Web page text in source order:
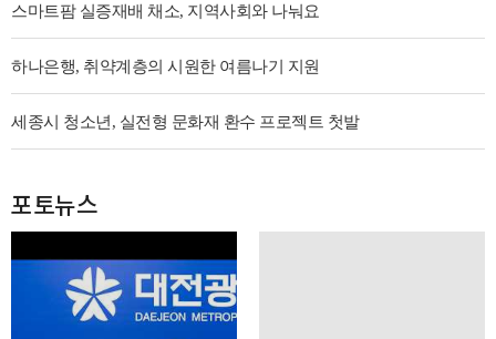
스마트팜 실증재배 채소, 지역사회와 나눠요
하나은행, 취약계층의 시원한 여름나기 지원
세종시 청소년, 실전형 문화재 환수 프로젝트 첫발
포토뉴스